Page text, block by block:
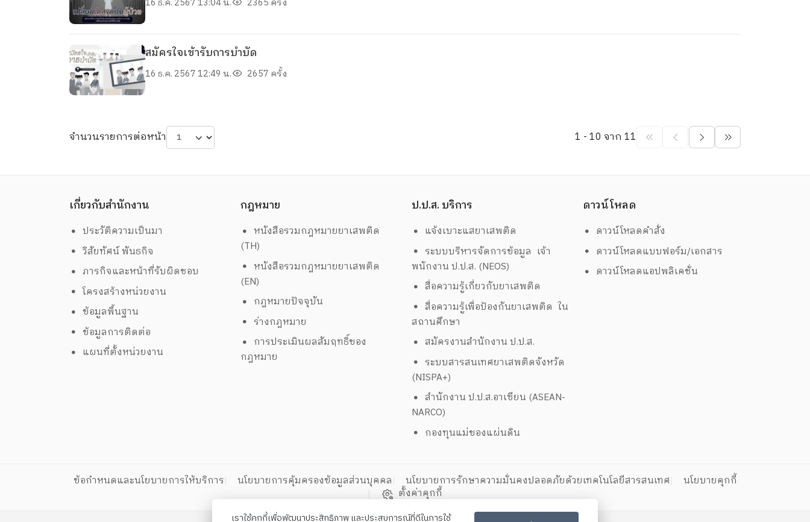
สมัครใจเข้ารับการบำบัด
16 ธ.ค. 2567 12:49 น. 2657 ครั้ง
จำนวนรายการต่อหน้า 1 - 10 จาก 11
เกี่ยวกับสำนักงาน
ประวัติความเป็นมา
วิสัยทัศน์ พันธกิจ
ภารกิจและหน้าที่รับผิดชอบ
โครงสร้างหน่วยงาน
ข้อมูลพื้นฐาน
ข้อมูลการติดต่อ
แผนที่ตั้งหน่วยงาน
กฎหมาย
หนังสือรวมกฎหมายยาเสพติด
(TH)
หนังสือรวมกฎหมายยาเสพติด
(EN)
กฎหมายปัจจุบัน
ร่างกฎหมาย
การประเมินผลสัมฤทธิ์ของ
กฎหมาย
ป.ป.ส. บริการ
แจ้งเบาะแสยาเสพติด
ระบบบริหารจัดการข้อมูล เจ้า
พนักงาน ป.ป.ส. (NEOS)
สื่อความรู้เกี่ยวกับยาเสพติด
สื่อความรู้เพื่อป้องกันยาเสพติด ใน
สถานศึกษา
สมัครงานสำนักงาน ป.ป.ส.
ระบบสารสนเทศยาเสพติดจังหวัด
(NISPA+)
สำนักงาน ป.ป.ส.อาเซียน (ASEAN-
NARCO)
กองทุนแม่ของแผ่นดิน
ดาวน์โหลด
ดาวน์โหลดคำสั่ง
ดาวน์โหลดแบบฟอร์ม/เอกสาร
ดาวน์โหลดแอปพลิเคชั่น
ข้อกำหนดและนโยบายการให้บริการ นโยบายการคุ้มครองข้อมูลส่วนบุคคล นโยบายการรักษาความมั่นคงปลอดภัยด้วยเทคโนโลยีสารสนเทศ
นโยบายคุกกี้
ตั้งค่าคุกกี้
เราใช้คุกกี้เพื่อพัฒนาประสิทธิภาพ และประสบการณ์ที่ดีในการใช้